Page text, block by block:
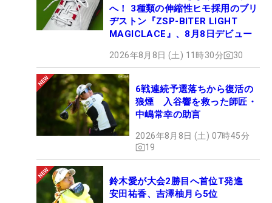
へ！ 3種類の伸縮性ヒモ採用のブリ
ヂストン『ZSP-BITER LIGHT
MAGICLACE』、8月8日デビュー
2026年8月8日 (土) 11時30分 30
6戦連続予選落ちから復活の
狼煙 入谷響を救った師匠・
中嶋常幸の助言
2026年8月8日 (土) 07時45分
19
鈴木愛が大会2勝目へ首位T発進
安田祐香、吉澤柚月ら5位